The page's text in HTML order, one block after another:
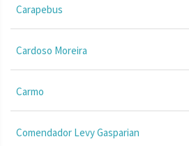
Carapebus
Cardoso Moreira
Carmo
Comendador Levy Gasparian